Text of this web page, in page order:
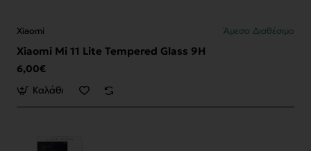
Xiaomi Άμεσα Διαθέσιμο
Xiaomi Mi 11 Lite Tempered Glass 9H
6,00€
Καλάθι